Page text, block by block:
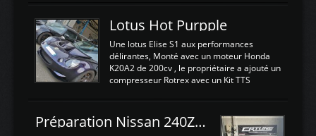
est temps de brancher le ...
légere découpe du plastique inferieur,
negénant en rien la structure ou le
fonctionnement du fond plat. Une
reprogrammation Stage 2 est faite sur le
calculateur d'origine. Une alternative
économique au passage sur Hondata
d'origine 310cv et 400Nn , Une fois
reprogrammé et les ...
Lotus Hot Purpple
Une lotus Elise S1 aux performances
délirantes, Monté avec un moteur Honda
K20A2 de 200cv , le propriétaire a ajouté un
compresseur Rotrex avec un Kit TTS
d'augmenter la puissance de son moteur:
un watercooler a été ajouté. 300Cv sans
Préparation Nissan 240Z SR20DET